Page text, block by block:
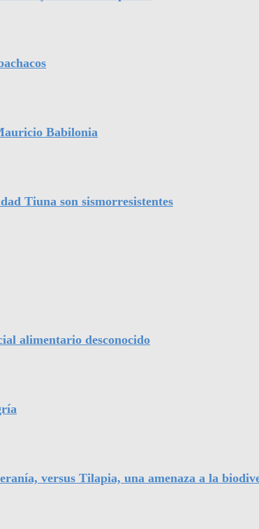
Babilonia
Tiuna son sismorresistentes
alimentario desconocido
versus Tilapia, una amenaza a la